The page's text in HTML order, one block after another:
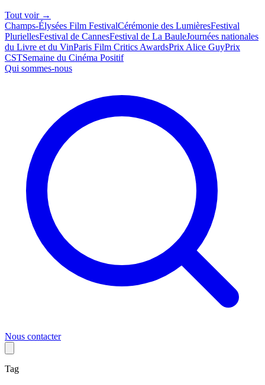
Tout voir →
Champs-Élysées Film FestivalCérémonie des LumièresFestival
PluriellesFestival de CannesFestival de La BauleJournées nationales
du Livre et du VinParis Film Critics AwardsPrix Alice GuyPrix
CSTSemaine du Cinéma Positif
Qui sommes-nous
Nous contacter
Tag